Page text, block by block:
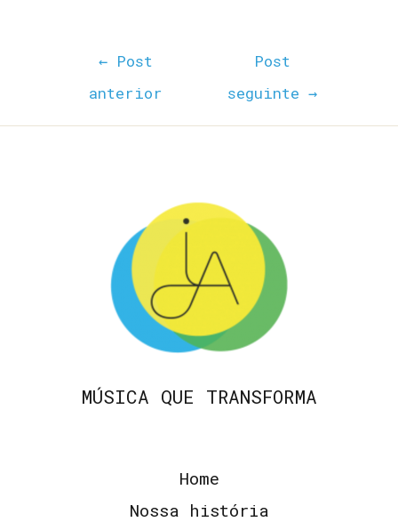
←Post
anterior
Post
seguinte→
MÚSICA QUE TRANSFORMA
Home
Nossa história